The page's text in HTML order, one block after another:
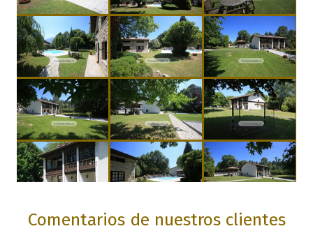
Comentarios de nuestros clientes